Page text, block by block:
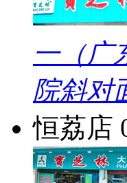
一（广
院斜对
恒荔店